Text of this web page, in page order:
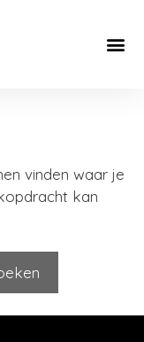
vinden waar je
kan